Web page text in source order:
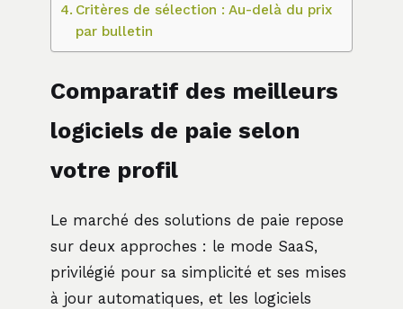
Critères de sélection : Au-delà du prix
par bulletin
Comparatif des meilleurs
logiciels de paie selon
votre profil
Le marché des solutions de paie repose
sur deux approches : le mode SaaS,
privilégié pour sa simplicité et ses mises
à jour automatiques, et les logiciels